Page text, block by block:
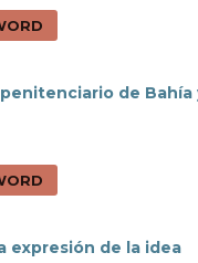
de
expresión de la idea